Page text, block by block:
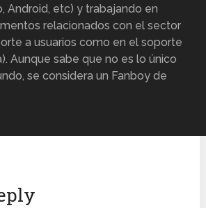
Android, etc) y trabajando en
relacionados con el sector
a usuarios como en el soporte
Aunque sabe que no es lo único
se considera un Fanboy de